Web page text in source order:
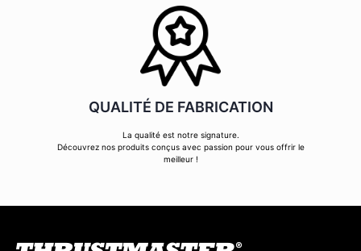
QUALITÉ DE FABRICATION
La qualité est notre signature.
Découvrez nos produits conçus avec passion pour vous offrir le
meilleur !